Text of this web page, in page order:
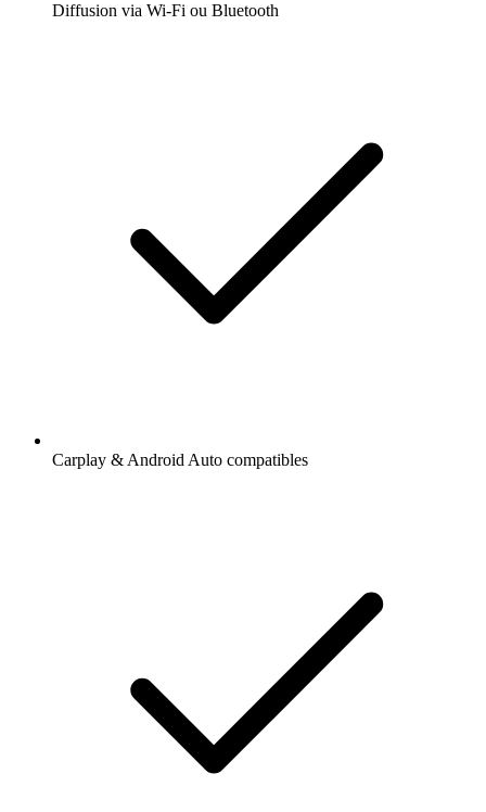
Diffusion via Wi-Fi ou Bluetooth
Carplay & Android Auto compatibles